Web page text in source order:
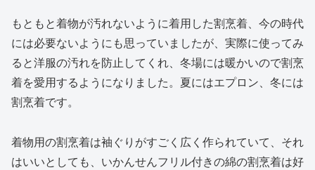
もともと着物が汚れないように着用した割烹着、今の時代
には必要ないようにも思っていましたが、実際に使ってみ
ると洋服の汚れを防止してくれ、冬場には暖かいので割烹
着を愛用するようになりました。夏にはエプロン、冬には
割烹着です。
着物用の割烹着は袖ぐりがすごく広く作られていて、それ
はいいとしても、いかんせんフリル付きの綿の割烹着は好